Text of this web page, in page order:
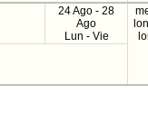
24 Ago - 28
Ago
Lun - Vie